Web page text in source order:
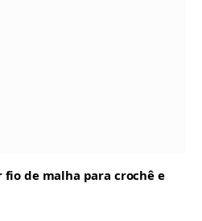
fio de malha para crochê e